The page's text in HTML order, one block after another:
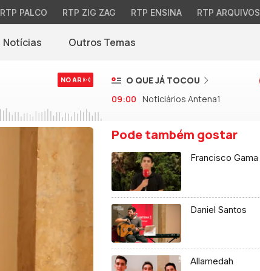
RTP PALCO RTP ZIG ZAG RTP ENSINA RTP ARQUIVOS
Notícias(abre em nova janela)
Outros Temas
NO AR
O QUE JÁ TOCOU
09:00 Noticiários Antena1
Pode também gostar
Francisco Gama
Daniel Santos
Allamedah